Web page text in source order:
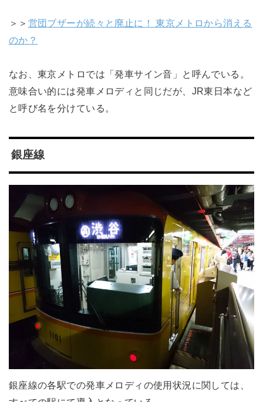
＞＞ 営団ブザーが続々と廃止に！ 東京メトロから消える
のか？
なお、東京メトロでは「発車サイン音」と呼んでいる。
意味合い的には発車メロディと同じだが、JR東日本など
と呼び名を分けている。
銀座線
銀座線の各駅での発車メロディの使用状況に関しては、